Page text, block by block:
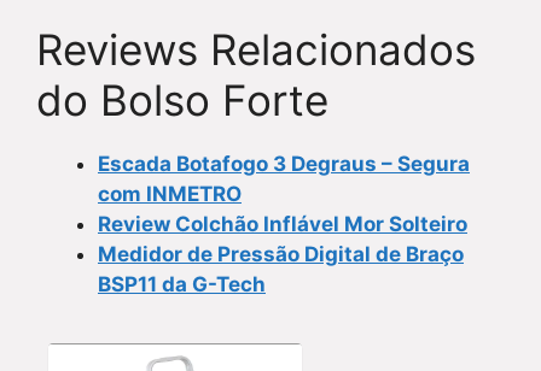
Reviews Relacionados
do Bolso Forte
Escada Botafogo 3 Degraus – Segura
com INMETRO
Review Colchão Inflável Mor Solteiro
Medidor de Pressão Digital de Braço
BSP11 da G-Tech